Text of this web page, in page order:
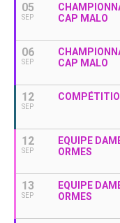
05
SEP
CAP MALO
06
SEP
CAP MALO
12
SEP
12
SEP
EQUIPE
ORMES
13
SEP
EQUIPE
ORMES